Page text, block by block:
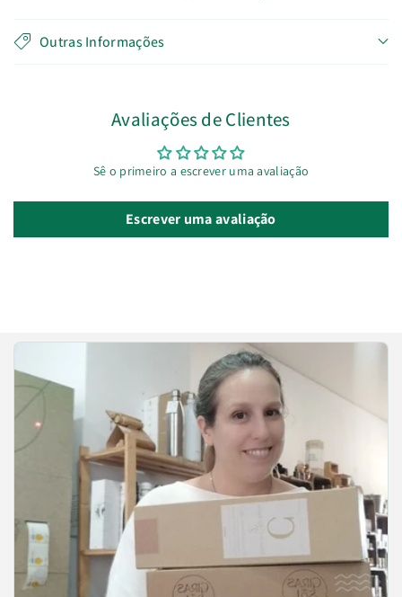
Outras Informações
Avaliações de Clientes
Sê o primeiro a escrever uma avaliação
Escrever uma avaliação